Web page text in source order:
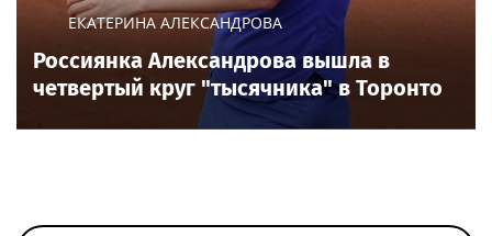
ЕКАТЕРИНА АЛЕКСАНДРОВА
Россиянка Александрова вышла в
четвертый круг "тысячника" в Торонто